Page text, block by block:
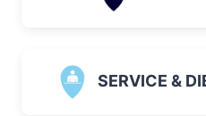
SERVICE &